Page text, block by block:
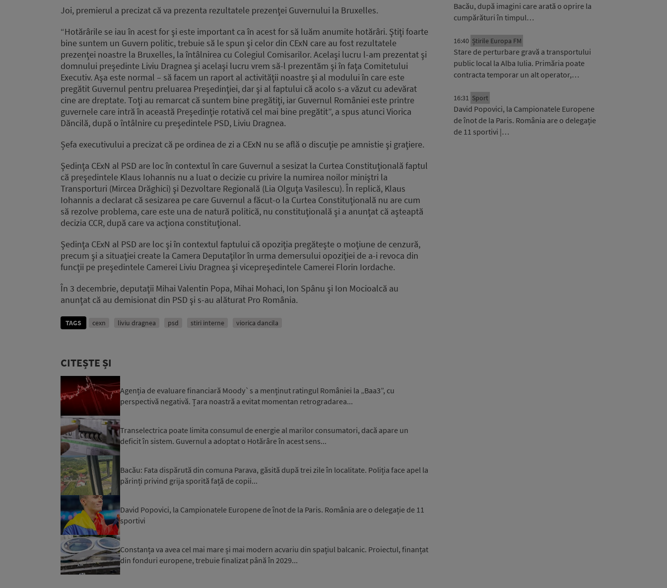
Joi, premierul a precizat că va prezenta rezultatele prezenţei Guvernului la Bruxelles.
“Hotărârile se iau în acest for şi este important ca în acest for să luăm anumite hotărâri. Ştiţi foarte
bine suntem un Guvern politic, trebuie să le spun şi celor din CExN care au fost rezultatele
prezenţei noastre la Bruxelles, la întâlnirea cu Colegiul Comisarilor. Acelaşi lucru l-am prezentat şi
domnului preşedinte Liviu Dragnea şi acelaşi lucru vrem să-l prezentăm şi în faţa Comitetului
Executiv. Aşa este normal – să facem un raport al activităţii noastre şi al modului în care este
pregătit Guvernul pentru preluarea Preşedinţiei, dar şi al faptului că acolo s-a văzut cu adevărat
cine are dreptate. Toţi au remarcat că suntem bine pregătiţi, iar Guvernul României este printre
guvernele care intră în această Preşedinţie rotativă cel mai bine pregătit”, a spus atunci Viorica
Dăncilă, după o întâlnire cu preşedintele PSD, Liviu Dragnea.
Șefa executivului a precizat că pe ordinea de zi a CExN nu se află o discuţie pe amnistie şi graţiere.
Şedinţa CExN al PSD are loc în contextul în care Guvernul a sesizat la Curtea Constituţională faptul
că preşedintele Klaus Iohannis nu a luat o decizie cu privire la numirea noilor miniştri la
Transporturi (Mircea Drăghici) şi Dezvoltare Regională (Lia Olguţa Vasilescu). În replică, Klaus
Iohannis a declarat că sesizarea pe care Guvernul a făcut-o la Curtea Constituţională nu are cum
să rezolve problema, care este una de natură politică, nu constituţională şi a anunţat că aşteaptă
decizia CCR, după care va acţiona constituţional.
Şedinţa CExN al PSD are loc şi în contextul faptului că opoziţia pregăteşte o moţiune de cenzură,
precum şi a situaţiei create la Camera Deputaţilor în urma demersului opoziţiei de a-i revoca din
funcţii pe preşedintele Camerei Liviu Dragnea şi vicepreşedintele Camerei Florin Iordache.
În 3 decembrie, deputaţii Mihai Valentin Popa, Mihai Mohaci, Ion Spânu şi Ion Mocioalcă au
anunţat că au demisionat din PSD şi s-au alăturat Pro România.
TAGS cexn liviu dragnea psd stiri interne viorica dancila
CITEȘTE ȘI
Agenția de evaluare financiară Moody`s a menținut ratingul României la „Baa3”, cu
perspectivă negativă. Țara noastră a evitat momentan retrogradarea...
Transelectrica poate limita consumul de energie al marilor consumatori, dacă apare un
deficit în sistem. Guvernul a adoptat o Hotărâre în acest sens...
Bacău: Fata dispărută din comuna Parava, găsită după trei zile în localitate. Poliția face apel la
părinți privind grija sporită față de copii...
David Popovici, la Campionatele Europene de înot de la Paris. România are o delegație de 11
sportivi
Constanța va avea cel mai mare și mai modern acvariu din spațiul balcanic. Proiectul, finanțat
din fonduri europene, trebuie finalizat până în 2029...
Bacău, după imagini care arată o oprire la
cumpărături în timpul…
16:40 Știrile Europa FM
Stare de perturbare gravă a transportului
public local la Alba Iulia. Primăria poate
contracta temporar un alt operator,…
16:31 Sport
David Popovici, la Campionatele Europene
de înot de la Paris. România are o delegație
de 11 sportivi |…